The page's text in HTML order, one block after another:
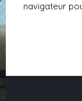
navigateur